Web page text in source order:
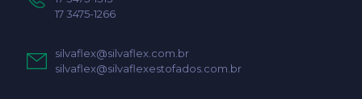
17 3475-1266
silvaflex@silvaflex.com.br
silvaflex@silvaflexestofados.com.br